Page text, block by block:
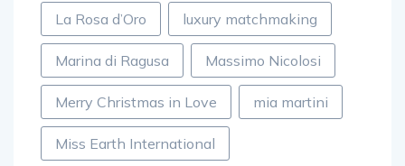
La Rosa d’Oro luxury matchmaking
Marina di Ragusa Massimo Nicolosi
Merry Christmas in Love mia martini
Miss Earth International